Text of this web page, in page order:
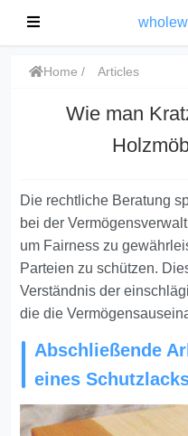
Home Articles
Wie man
Die rechtliche Beratung
bei der
um Fairness zu
Parteien zu schützen.
Verständnis der
die die
Abschließende
eines